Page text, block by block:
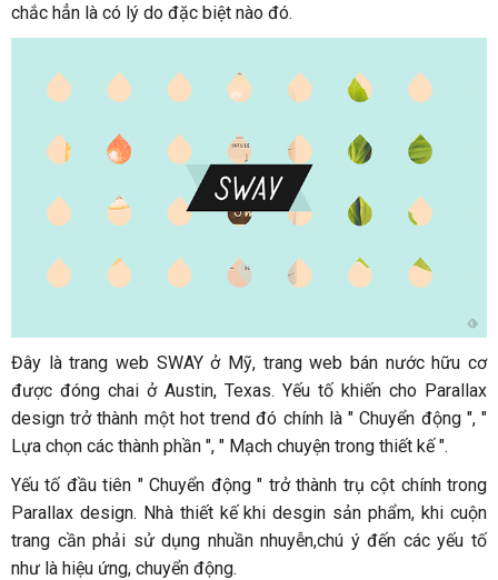
chắc hẳn là có lý do đặc biệt nào đó.
Đây là trang web SWAY ở Mỹ, trang web bán nước hữu cơ
được đóng chai ở Austin, Texas. Yếu tố khiến cho Parallax
design trở thành một hot trend đó chính là " Chuyển động ", "
Lựa chọn các thành phần ", " Mạch chuyện trong thiết kế ".
Yếu tố đầu tiên " Chuyển động " trở thành trụ cột chính trong
Parallax design. Nhà thiết kế khi desgin sản phẩm, khi cuộn
trang cần phải sử dụng nhuần nhuyễn,chú ý đến các yếu tố
như là hiệu ứng, chuyển động.